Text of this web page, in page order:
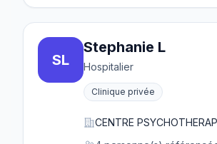
SL
Stephanie L
Hospitalier
Clinique privée
CENTRE